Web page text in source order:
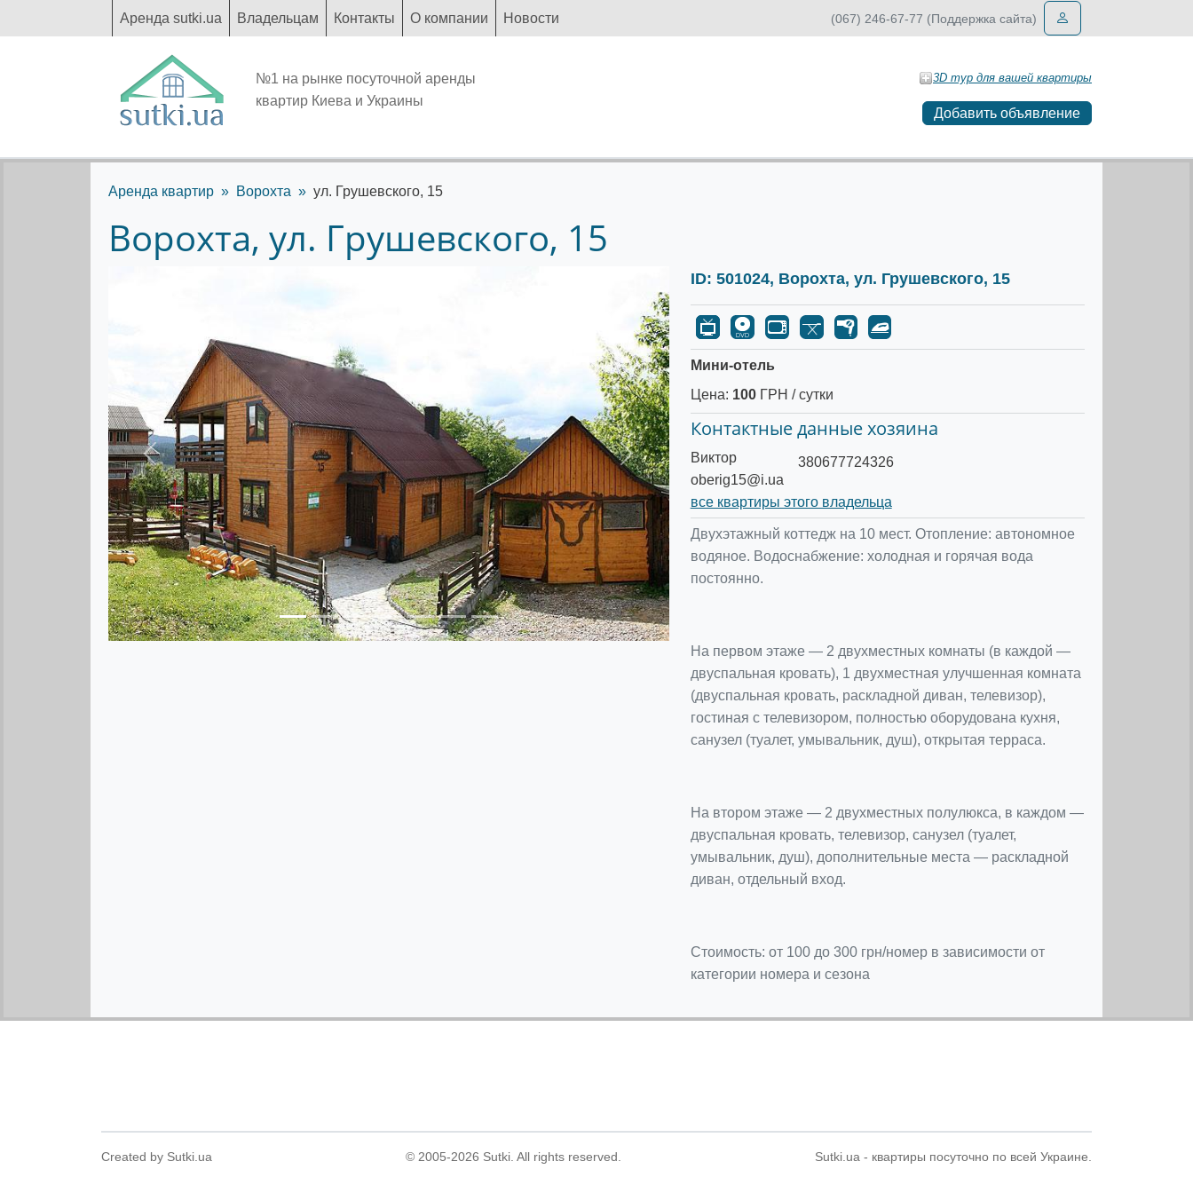
Аренда sutki.ua Владельцам Контакты О компании Новости (067) 246-67-77 (Поддержка сайта)
№1 на рынке посуточной аренды
квартир Киева и Украины
3D тур для вашей квартиры
Добавить объявление
Аренда квартир Ворохта ул. Грушевского, 15
Ворохта, ул. Грушевского, 15
Предыдущее Следующее
ID: 501024, Ворохта, ул. Грушевского, 15
Мини-отель
Цена: 100ГРН / сутки
Контактные данные хозяина
Виктор
oberig15@i.ua
380677724326
все квартиры этого владельца
Двухэтажный коттедж на 10 мест. Отопление: автономное
водяное. Водоснабжение: холодная и горячая вода
постоянно.
На первом этаже — 2 двухместных комнаты (в каждой —
двуспальная кровать), 1 двухместная улучшенная комната
(двуспальная кровать, раскладной диван, телевизор),
гостиная с телевизором, полностью оборудована кухня,
санузел (туалет, умывальник, душ), открытая терраса.
На втором этаже — 2 двухместных полулюкса, в каждом —
двуспальная кровать, телевизор, санузел (туалет,
умывальник, душ), дополнительные места — раскладной
диван, отдельный вход.
Стоимость: от 100 до 300 грн/номер в зависимости от
категории номера и сезона
Created by Sutki.ua © 2005-2026 Sutki. All rights reserved. Sutki.ua - квартиры посуточно по всей Украине.